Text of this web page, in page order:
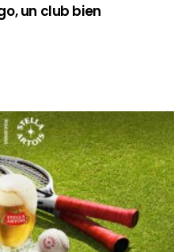
un club bien